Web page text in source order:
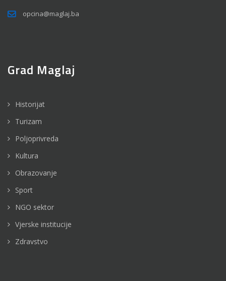
opcina@maglaj.ba
Grad Maglaj
Historijat
Turizam
Poljoprivreda
Kultura
Obrazovanje
Sport
NGO sektor
Vjerske institucije
Zdravstvo